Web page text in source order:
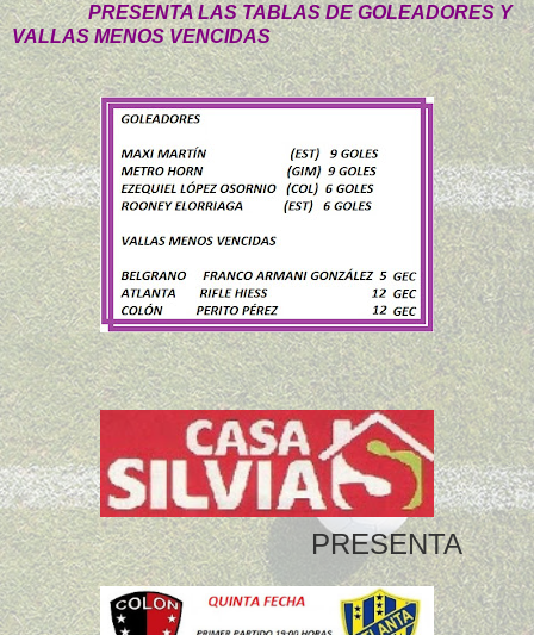
PRESENTA LAS TABLAS DE GOLEADORES Y
VALLAS MENOS VENCIDAS
PRESENTA